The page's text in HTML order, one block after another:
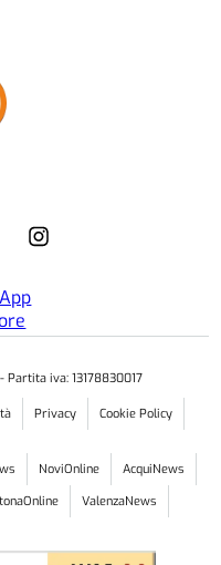
Partita iva: 13178830017
Privacy Cookie Policy
NoviOnline
AcquiNews
ValenzaNews